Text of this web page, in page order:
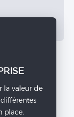
la valeur de
place.